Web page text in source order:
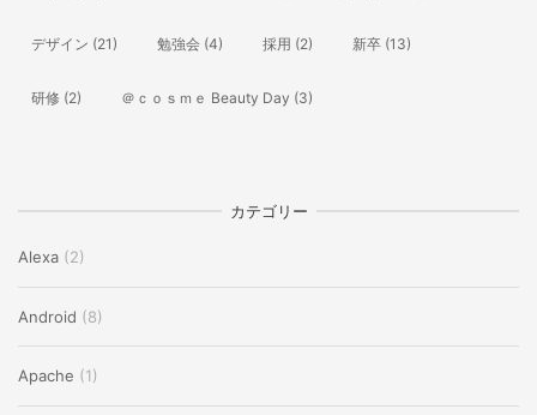
デザイン (21) 勉強会 (4) 採用 (2) 新卒 (13)
研修 (2) ＠ｃｏｓｍｅ Beauty Day (3)
カテゴリー
Alexa (2)
Android (8)
Apache (1)